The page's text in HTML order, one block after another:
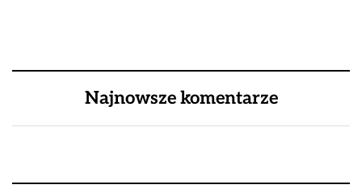
Najnowsze komentarze